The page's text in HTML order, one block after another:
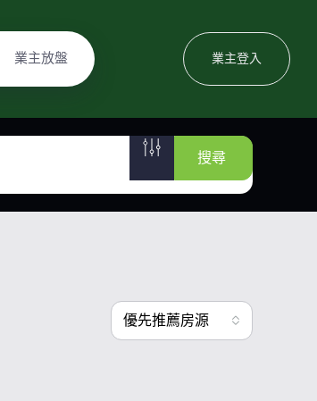
業主放盤 業主登入
搜尋
優先推薦房源